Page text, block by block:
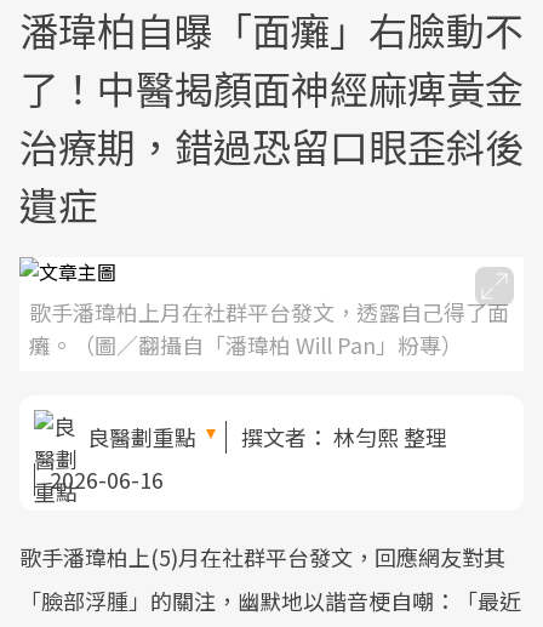
潘瑋柏自曝「面癱」右臉動不
了！中醫揭顏面神經麻痺黃金
治療期，錯過恐留口眼歪斜後
遺症
歌手潘瑋柏上月在社群平台發文，透露自己得了面
癱。（圖／翻攝自「潘瑋柏 Will Pan」粉專 ）
良醫劃重點 撰文者： 林勻熙 整理
2026-06-16
歌手潘瑋柏上(5)月在社群平台發文，回應網友對其
「臉部浮腫」的關注，幽默地以諧音梗自嘲：「最近